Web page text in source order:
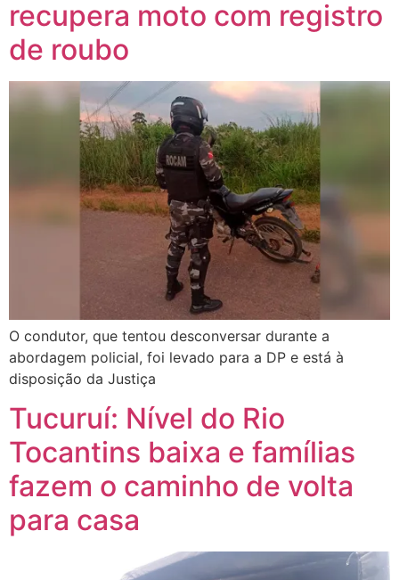
recupera moto com registro
de roubo
O condutor, que tentou desconversar durante a
abordagem policial, foi levado para a DP e está à
disposição da Justiça
Tucuruí: Nível do Rio
Tocantins baixa e famílias
fazem o caminho de volta
para casa